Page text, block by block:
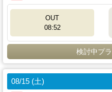
OUT
08:52
検討中プ
08/15 (土)